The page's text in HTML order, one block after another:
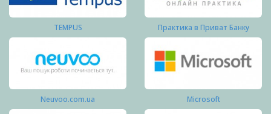
TEMPUS Практика в Приват Банку
Neuvoo.com.ua Microsoft